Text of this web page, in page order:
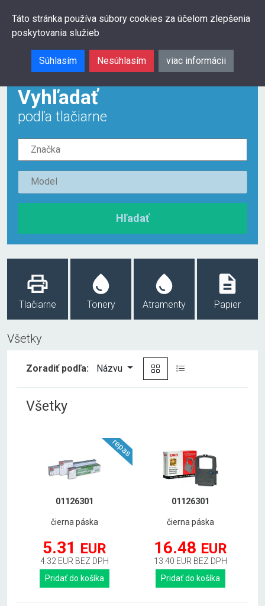
Táto stránka používa súbory cookies za účelom zlepšenia
poskytovania služieb
Súhlasím Nesúhlasím viac informácii
Vyhľadať
podľa tlačiarne
Hľadať
Tlačiarne Tonery Atramenty Papier
Všetky
Zoradiť podľa: Názvu
Všetky
repas
01126301
čierna páska
5.31 EUR
4.32 EUR BEZ DPH
Pridať do košíka
01126301
čierna páska
16.48 EUR
13.40 EUR BEZ DPH
Pridať do košíka